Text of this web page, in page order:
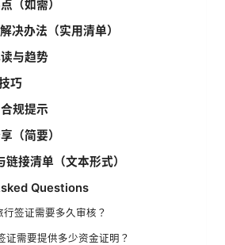
（如需）
决办法（实用清单）
与趋势
巧
规提示
（简要）
接清单（文本形式）
Questions
行签证需要多久审核？
证需要提供多少资金证明？